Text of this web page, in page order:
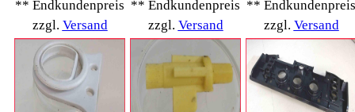
Saeco(9286)
Siemens (5349)
Tchibo(1387)
Tevion Kaffee(36)
TurMix(106)
WMF(2503)
Severin(281)
Drucker Kopierer